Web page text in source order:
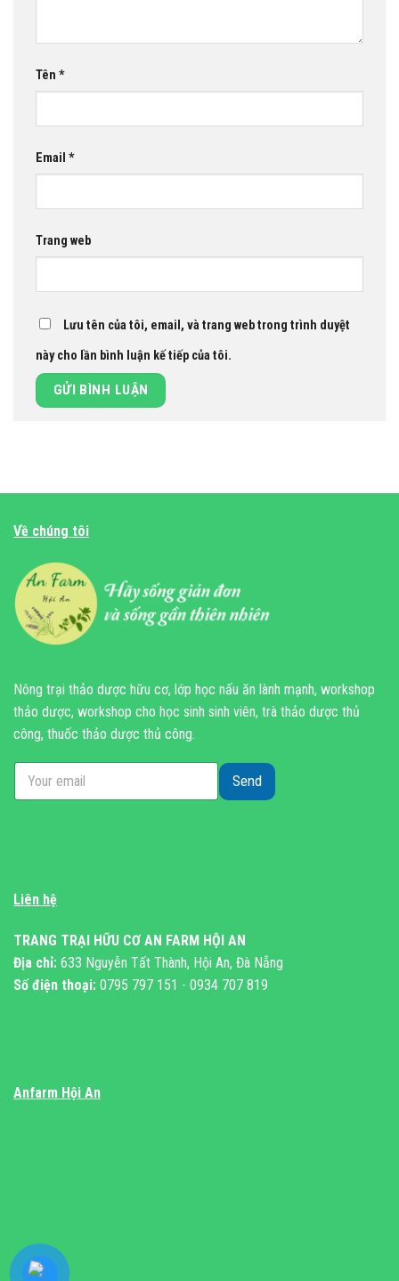
Tên *
Email *
Trang web
Lưu tên của tôi, email, và trang web trong trình duyệt
này cho lần bình luận kế tiếp của tôi.
Về chúng tôi
Nông trại thảo dược hữu cơ, lớp học nấu ăn lành mạnh, workshop
thảo dược, workshop cho học sinh sinh viên, trà thảo dược thủ
công, thuốc thảo dược thủ công.
Send
Liên hệ
TRANG TRẠI HỮU CƠ AN FARM HỘI AN
Địa chỉ: 633 Nguyễn Tất Thành, Hội An, Đà Nẵng
Số điện thoại: 0795 797 151 - 0934 707 819
Anfarm Hội An